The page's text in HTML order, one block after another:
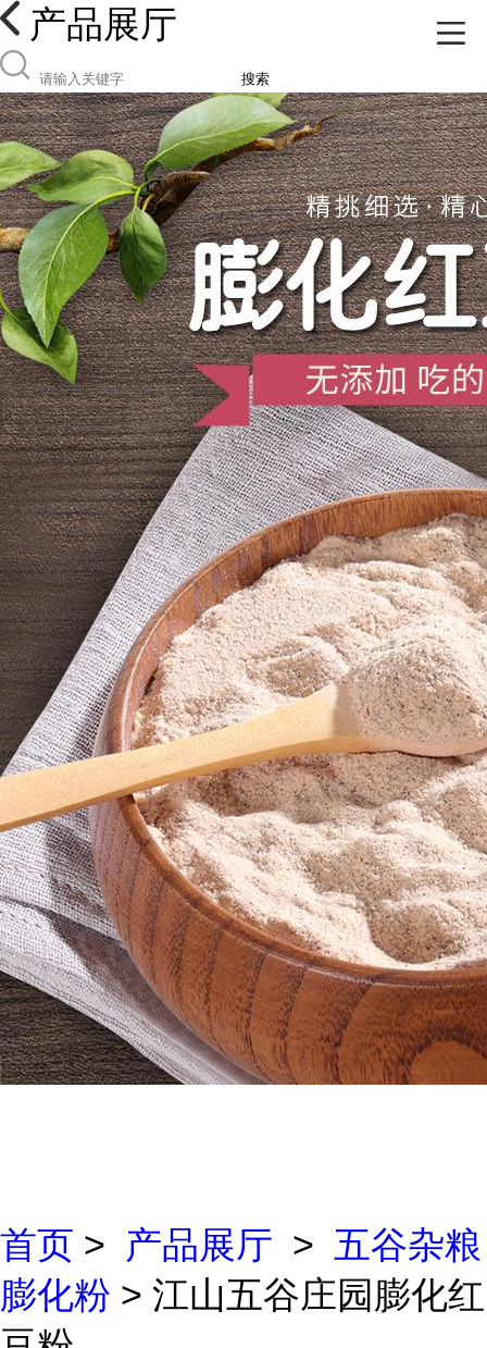
产品展厅
搜索
首页 > 产品展厅 > 五谷杂粮
膨化粉 > 江山五谷庄园膨化红